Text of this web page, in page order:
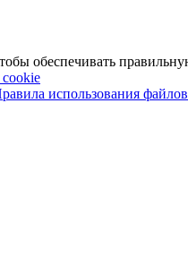
обеспечивать
использования